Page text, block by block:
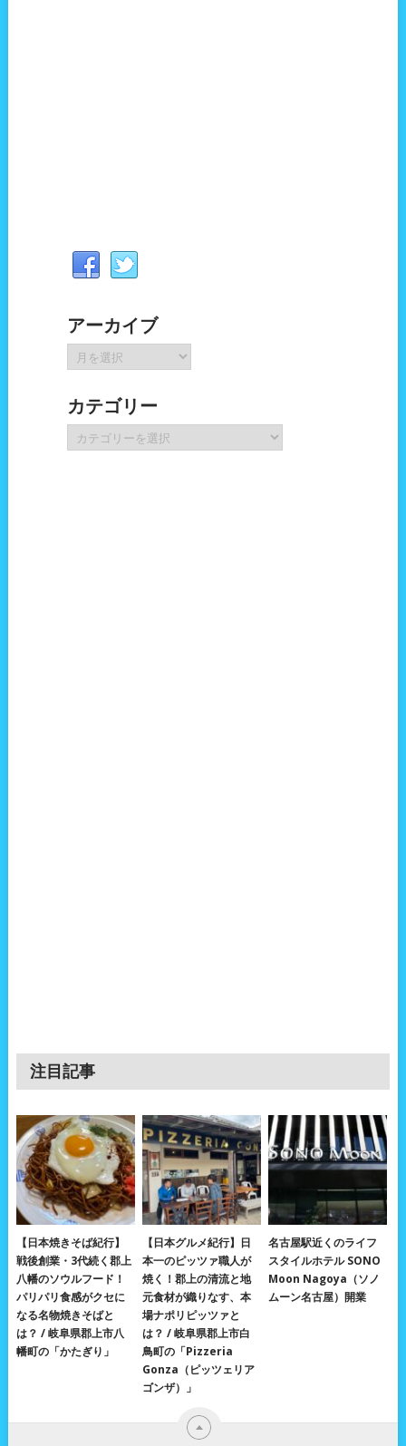
アーカイブ
ー
イ
ブ
カテゴリー
テ
注目記事
【日本焼きそば紀行】
戦後創業・3代続く郡上
八幡のソウルフード！
パリパリ食感がクセに
なる名物焼きそばと
は？ / 岐阜県郡上市八
幡町の「かたぎり」
【日本グルメ紀行】日
本一のピッツァ職人が
焼く！郡上の清流と地
元食材が織りなす、本
場ナポリピッツァと
は？ / 岐阜県郡上市白
鳥町の「Pizzeria
Gonza（ピッツェリア
ゴンザ）」
名古屋駅近くのライフ
スタイルホテル SONO
Moon Nagoya（ソノ
ムーン名古屋）開業